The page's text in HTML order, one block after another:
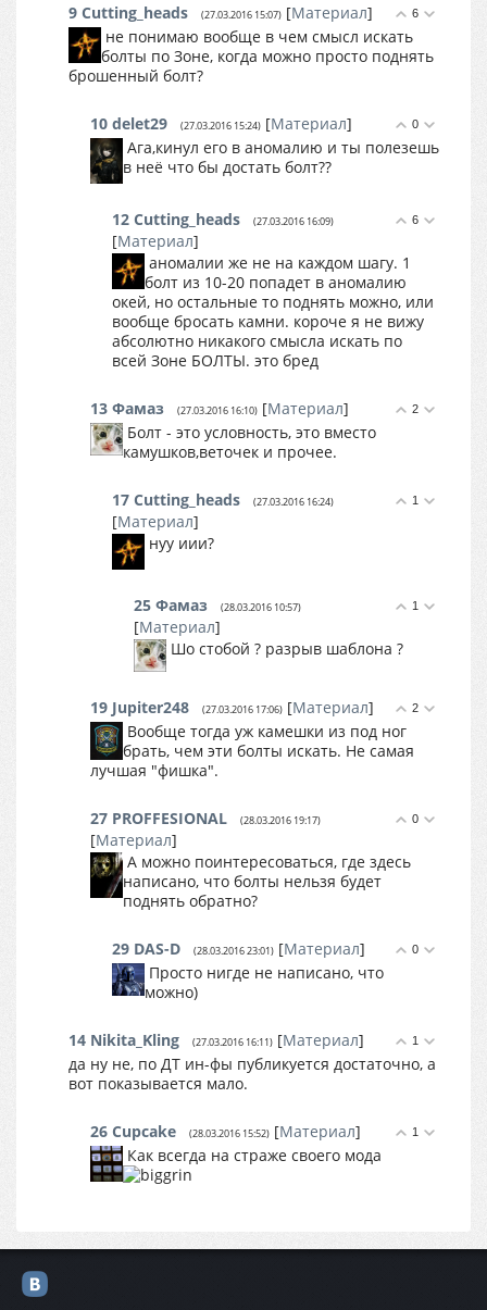
6
9 Cutting_heads (27.03.2016 15:07) [Материал]
не понимаю вообще в чем смысл искать
болты по Зоне, когда можно просто поднять
брошенный болт?
0
10 delet29 (27.03.2016 15:24) [Материал]
Ага,кинул его в аномалию и ты полезешь
в неё что бы достать болт??
6
12 Cutting_heads (27.03.2016 16:09)
[Материал]
аномалии же не на каждом шагу. 1
болт из 10-20 попадет в аномалию
окей, но остальные то поднять можно, или
вообще бросать камни. короче я не вижу
абсолютно никакого смысла искать по
всей Зоне БОЛТЫ. это бред
2
13 Фамаз (27.03.2016 16:10) [Материал]
Болт - это условность, это вместо
камушков,веточек и прочее.
1
17 Cutting_heads (27.03.2016 16:24)
[Материал]
нуу иии?
1
25 Фамаз (28.03.2016 10:57)
[Материал]
Шо стобой ? разрыв шаблона ?
2
19 Jupiter248 (27.03.2016 17:06) [Материал]
Вообще тогда уж камешки из под ног
брать, чем эти болты искать. Не самая
лучшая "фишка".
0
27 PROFFESIONAL (28.03.2016 19:17)
[Материал]
А можно поинтересоваться, где здесь
написано, что болты нельзя будет
поднять обратно?
0
29 DAS-D (28.03.2016 23:01) [Материал]
Просто нигде не написано, что
можно)
1
14 Nikita_Kling (27.03.2016 16:11) [Материал]
да ну не, по ДТ ин-фы публикуется достаточно, а
вот показывается мало.
1
26 Cupcake (28.03.2016 15:52) [Материал]
Как всегда на страже своего мода